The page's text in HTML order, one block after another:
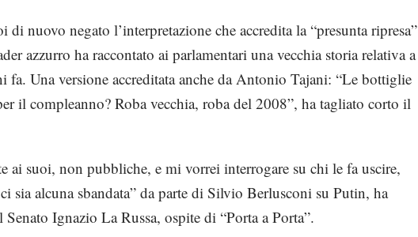
nuovo negato l’interpretazione che accredita la “presunta ripresa”
azzurro ha raccontato ai parlamentari una vecchia storia relativa a
fa. Una versione accreditata anche da Antonio Tajani: “Le bottiglie
il compleanno? Roba vecchia, roba del 2008”, ha tagliato corto il
ai suoi, non pubbliche, e mi vorrei interrogare su chi le fa uscire,
sia alcuna sbandata” da parte di Silvio Berlusconi su Putin, ha
Ignazio La Russa, ospite di “Porta a Porta”.